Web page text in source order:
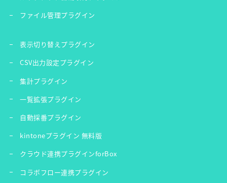
ファイル管理プラグイン
表示切り替えプラグイン
CSV出力設定プラグイン
集計プラグイン
一覧拡張プラグイン
自動採番プラグイン
kintoneプラグイン 無料版
クラウド連携プラグインforBox
コラボフロー連携プラグイン